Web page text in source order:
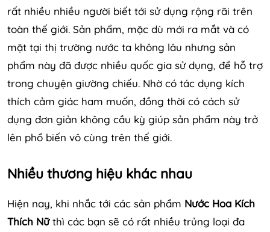
rất nhiều nhiều người biết tới sử dụng rộng rãi trên
toàn thế giới. Sản phẩm, mặc dù mới ra mắt và có
mặt tại thị trường nước ta không lâu nhưng sản
phẩm này đã được nhiều quốc gia sử dụng, để hỗ trợ
trong chuyện giường chiếu. Nhờ có tác dụng kích
thích cảm giác ham muốn, đồng thời có cách sử
dụng đơn giản không cầu kỳ giúp sản phẩm này trở
lên phổ biến vô cùng trên thế giới.
Nhiều thương hiệu khác nhau
Hiện nay, khi nhắc tới các sản phẩm Nước Hoa Kích
Thích Nữthì các bạn sẽ có rất nhiều trủng loại đa